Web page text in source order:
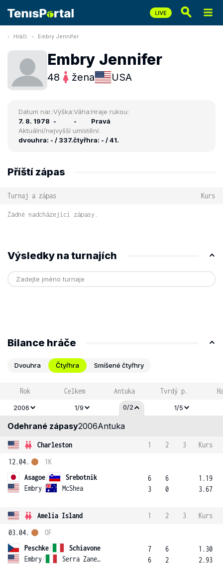
Hráči Embry Jennifer
Embry Jennifer
48 žena USA
Datum nar.:
7. 8. 1978
Výška:
-
Váha:
-
Hraje rukou:
Pravá
Aktuální/nejvyšší umístění:
dvouhra: - / 337.čtyřhra: - / 41.
Příští zápas
Turnaj a zápas Kurs
Žádné nadcházející zápasy.
Výsledky na turnajích
Bilance hráče
Dvouhra Čtyřhra Smíšené čtyřhry
Rok Celkem Antuka Tvrdý p.
2006 1/9 0/2 1/5
Odehrané zápasy2006Antuka
Charleston 1 2 3
Kurs
12.04.
Asagoe/
Srebotnik
Embry/ McShea
1K
6
3
6
0
1.19
3.67
Amelia Island 1 2 3
Kurs
03.04.
Peschke/
Schiavone
Embry/ Serra Zanetti
OF
7
6
6
2
1.30
2.93